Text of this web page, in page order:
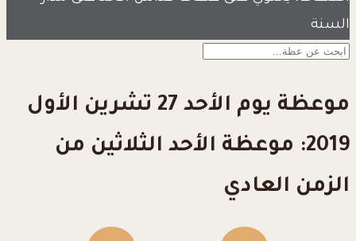
السنة
موعظة يوم الأحد 27 تشرين الأول
2019: موعظة الأحد الثلاثين من
الزمن العادي